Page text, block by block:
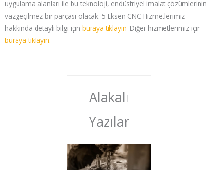
uygulama alanları ile bu teknoloji, endüstriyel imalat çözümlerinin
vazgeçilmez bir parçası olacak. 5 Eksen CNC Hizmetlerimiz
hakkında detaylı bilgi için buraya tıklayın. Diğer hizmetlerimiz için
buraya tıklayın.
Alakalı
Yazılar